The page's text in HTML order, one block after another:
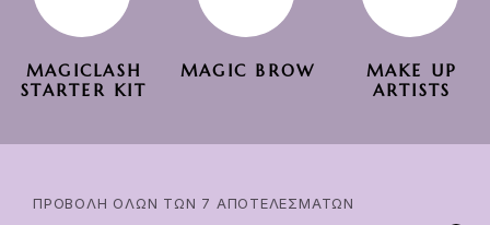
MAGICLASH
STARTER KIT
MAGIC BROW
MAKE UP
ARTISTS
ΠΡΟΒΟΛΉ ΌΛΩΝ ΤΩΝ 7 ΑΠΟΤΕΛΕΣΜΆΤΩΝ